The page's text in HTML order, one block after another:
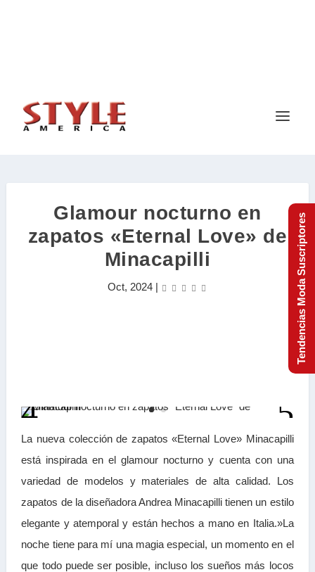
Glamour nocturno en
zapatos «Eternal Love» de
Minacapilli
Oct, 2024|
La nueva colección de zapatos «Eternal Love» Minacapilli
está inspirada en el glamour nocturno y cuenta con una
variedad de modelos y materiales de alta calidad. Los
zapatos de la diseñadora Andrea Minacapilli tienen un estilo
elegante y atemporal y están hechos a mano en Italia.»La
noche tiene para mí una magia especial, un momento en el
que todo puede ser posible, incluso los sueños más locos
Tendencias Moda Suscriptores